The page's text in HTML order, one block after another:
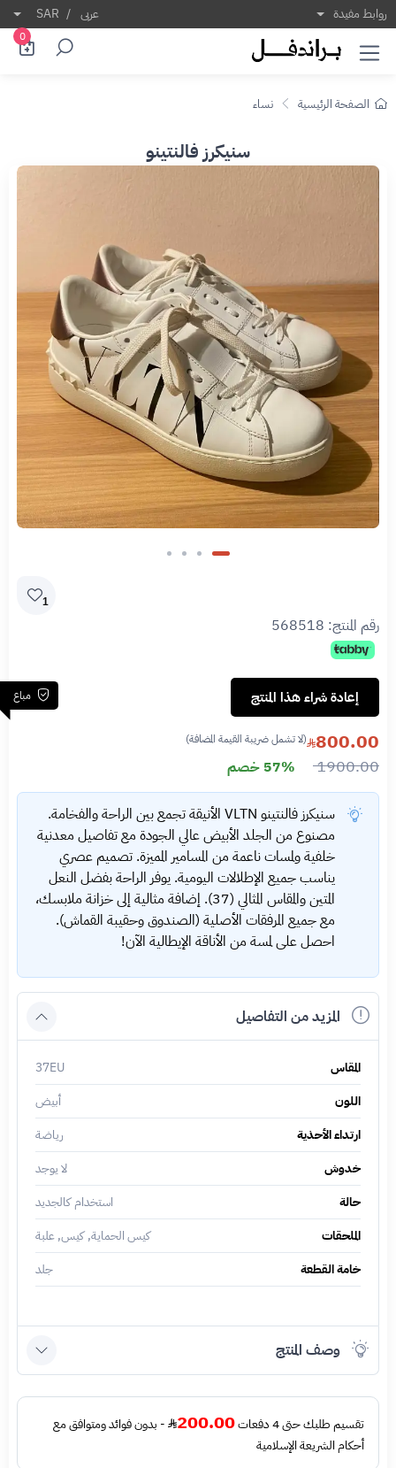
روابط مفيدة عربى /
SAR
0
الصفحة الرئيسية نساء
سنيكرز فالنتينو
1
رقم المنتج: 568518
مباع إعادة شراء هذا المنتج
800.00 (لا تشمل ضريبة القيمة المضافة)
1900.00 57% خصم
سنيكرز فالنتينو VLTN الأنيقة تجمع بين الراحة والفخامة.
مصنوع من الجلد الأبيض عالي الجودة مع تفاصيل معدنية
خلفية ولمسات ناعمة من المسامير المميزة. تصميم عصري
يناسب جميع الإطلالات اليومية. يوفر الراحة بفضل النعل
المتين والمقاس المثالي (37). إضافة مثالية إلى خزانة ملابسك،
مع جميع المرفقات الأصلية (الصندوق وحقيبة القماش).
احصل على لمسة من الأناقة الإيطالية الآن!
المزيد من التفاصيل
المقاس
37EU
اللون
أبيض
ارتداء الأحذية
رياضة
خدوش
لا يوجد
حالة
استخدام كالجديد
الملحقات
كيس الحماية, كيس, علبة
خامة القطعة
جلد
وصف المنتج
تقسيم طلبك حتى 4 دفعات 200.00
- بدون فوائد ومتوافق مع
أحكام الشريعة الإسلامية